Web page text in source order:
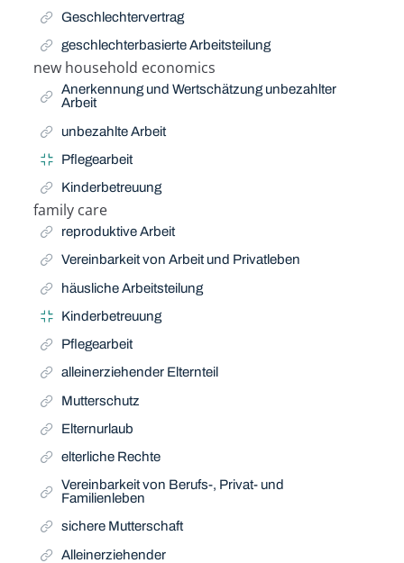
Geschlechtervertrag
geschlechterbasierte Arbeitsteilung
new household economics
Related Term
Anerkennung und Wertschätzung unbezahlter
Arbeit
unbezahlte Arbeit
Pflegearbeit
Kinderbetreuung
family care
Related Term
reproduktive Arbeit
Vereinbarkeit von Arbeit und Privatleben
häusliche Arbeitsteilung
Kinderbetreuung
Pflegearbeit
alleinerziehender Elternteil
Mutterschutz
Elternurlaub
elterliche Rechte
Vereinbarkeit von Berufs-, Privat- und
Familienleben
sichere Mutterschaft
Alleinerziehender